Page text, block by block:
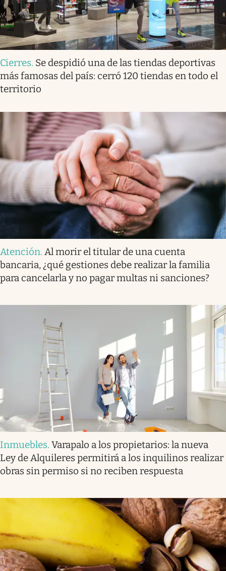
Cierres. Se despidió una de las tiendas deportivas
más famosas del país: cerró 120 tiendas en todo el
territorio
Atención. Al morir el titular de una cuenta
bancaria, ¿qué gestiones debe realizar la familia
para cancelarla y no pagar multas ni sanciones?
Inmuebles. Varapalo a los propietarios: la nueva
Ley de Alquileres permitirá a los inquilinos realizar
obras sin permiso si no reciben respuesta